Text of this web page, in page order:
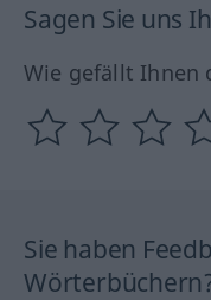
Sagen Sie uns
Wie gefällt Ihnen
Sie haben